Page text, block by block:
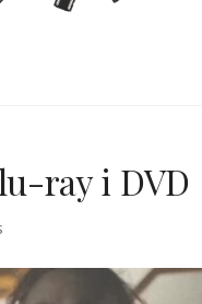
ray i DVD